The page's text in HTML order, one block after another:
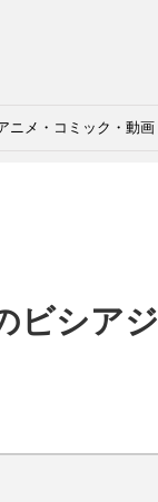
ニメ・コミック・動画
ビシアジ